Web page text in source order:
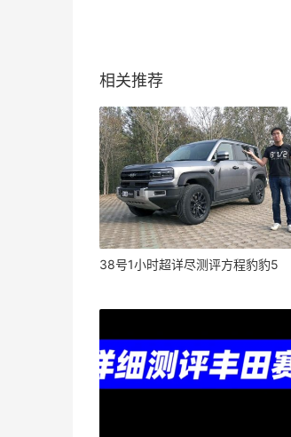
相关推荐
38号1小时超详尽测评方程豹豹5